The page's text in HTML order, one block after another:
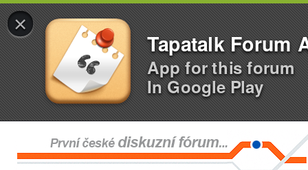
×
Tapatalk Forum
App for this forum
In Google Play